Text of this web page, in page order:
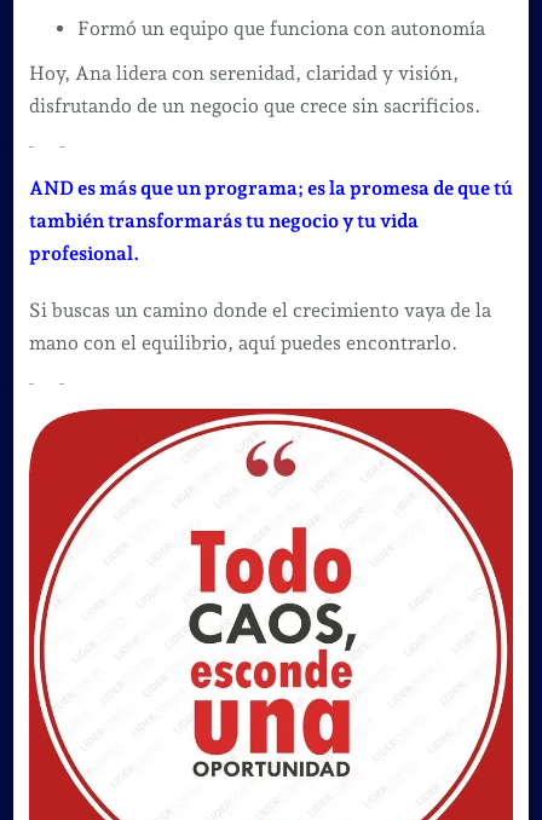
Formó un equipo que funciona con autonomía
Hoy, Ana lidera con serenidad, claridad y visión,
disfrutando de un negocio que crece sin sacrificios.
AND es más que un programa; es la promesa de que tú
también transformarás tu negocio y tu vida
profesional.
Si buscas un camino donde el crecimiento vaya de la
mano con el equilibrio, aquí puedes encontrarlo.